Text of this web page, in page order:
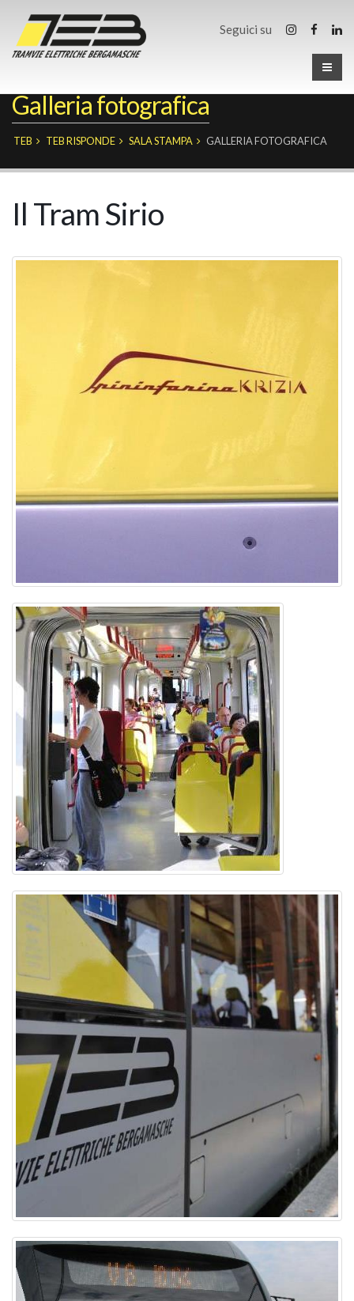
Seguici su
Galleria fotografica
TEB TEB RISPONDE SALA STAMPA GALLERIA FOTOGRAFICA
Il Tram Sirio